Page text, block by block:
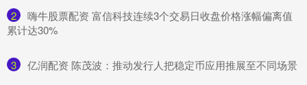
2
​嗨牛股票配资 富信科技连续3个交易日收盘价格涨幅偏离值
累计达30%
3 ​亿润配资 陈茂波：推动发行人把稳定币应用推展至不同场景